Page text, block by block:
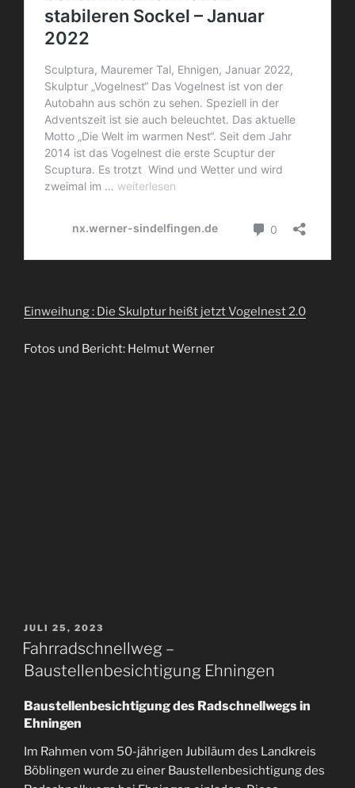
Einweihung : Die Skulptur heißt jetzt Vogelnest 2.0
Fotos und Bericht: Helmut Werner
VERÖFFENTLICHT
AM
JULI 25, 2023
Fahrradschnellweg –
Baustellenbesichtigung Ehningen
Baustellenbesichtigung des Radschnellwegs in
Ehningen
Im Rahmen vom 50-jährigen Jubiläum des Landkreis
Böblingen wurde zu einer Baustellenbesichtigung des